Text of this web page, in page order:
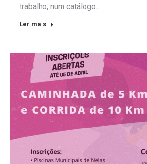
trabalho, num catálogo…
Ler mais